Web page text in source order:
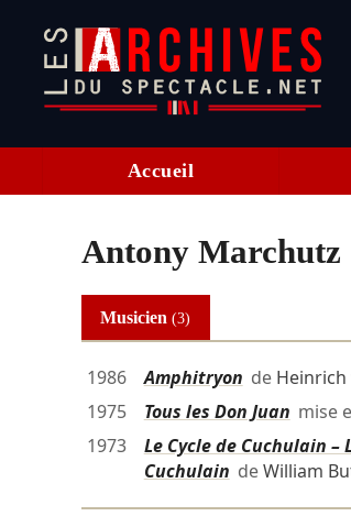
Accueil
Antony Marchutz
Musicien(3)
1986 Amphitryon de Heinrich
1975
Tous les Don Juan mise
1973
Le Cycle de Cuchulain
Cuchulain deWilliam